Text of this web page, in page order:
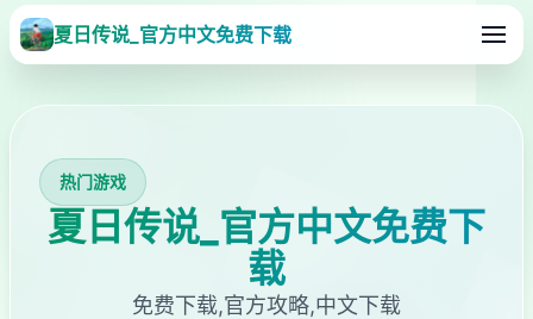
夏日传说_官方中文免费下载
热门游戏
夏日传说_官方中文免费下
载
免费下载,官方攻略,中文下载